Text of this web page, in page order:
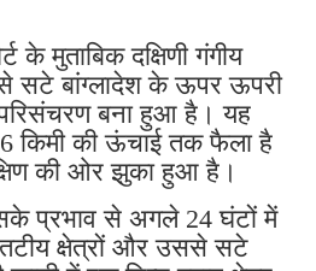
के मुताबिक दक्षिणी गंगीय
सटे बांग्लादेश के ऊपर ऊपरी
बना हुआ है। यह
किमी की ऊंचाई तक फैला है
की ओर झुका हुआ है।
प्रभाव से अगले 24 घंटों में
क्षेत्रों और उससे सटे